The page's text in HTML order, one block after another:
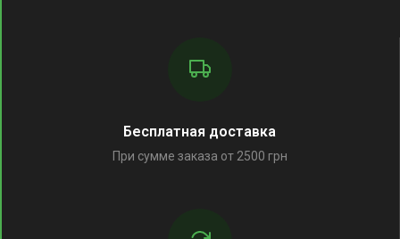
Бесплатная доставка
При сумме заказа от 2500 грн